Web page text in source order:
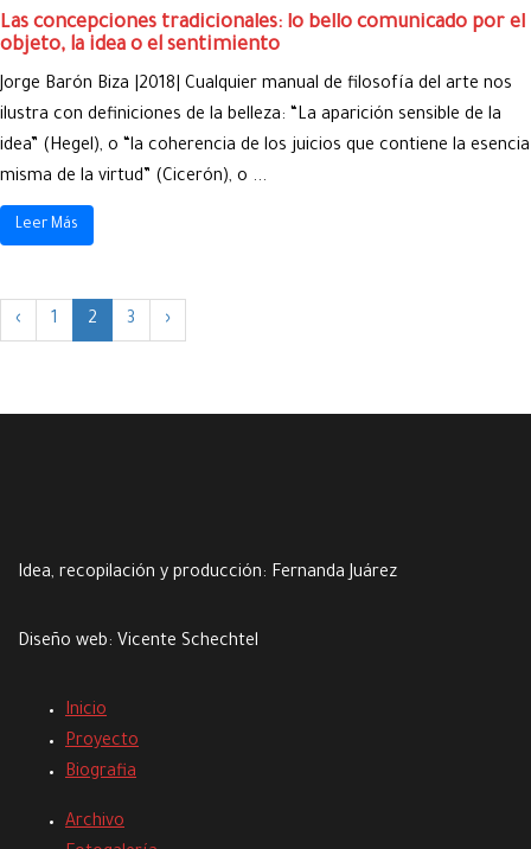
Las concepciones tradicionales: lo bello comunicado por el
objeto, la idea o el sentimiento
Jorge Barón Biza |2018| Cualquier manual de filosofía del arte nos
ilustra con definiciones de la belleza: “La aparición sensible de la
idea” (Hegel), o “la coherencia de los juicios que contiene la esencia
misma de la virtud” (Cicerón), o ...
Leer Más
‹ 1 2 3 ›
Idea, recopilación y producción: Fernanda Juárez
Diseño web: Vicente Schechtel
Inicio
Proyecto
Biografia
Archivo